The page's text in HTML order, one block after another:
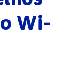
Wi-